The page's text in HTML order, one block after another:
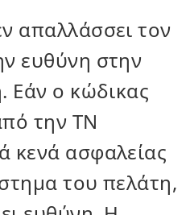
απαλλάσσει τον
ευθύνη στην
Εάν ο κώδικας
την ΤΝ
κενά ασφαλείας
του πελάτη,